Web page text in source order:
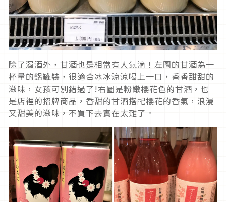
除了濁酒外，甘酒也是相當有人氣滴！左圖的甘酒為一
杯量的鋁罐裝，很適合冰冰涼涼喝上一口，香香甜甜的
滋味，女孩可別錯過了!右圖是粉嫩櫻花色的甘酒，也
是店裡的招牌商品，香甜的甘酒搭配櫻花的香氣，浪漫
又甜美的滋味，不買下去實在太難了。